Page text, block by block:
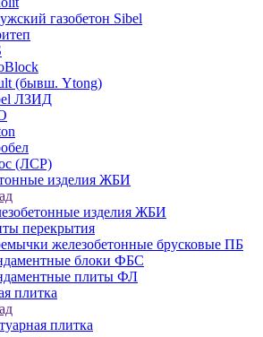
газобетон Sibel
(бывш. Ytong)
ЛЗИД
(ЛСР)
изделия ЖБИ
изделия ЖБИ
перекрытия
железобетонные брусковые ПБ
блоки ФБС
плиты ФЛ
плитка
плитка